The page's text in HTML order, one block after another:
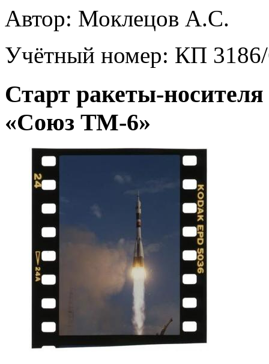
Автор: Моклецов А.С.
Учётный номер: КП
Старт ракеты-
«Союз ТМ-6»